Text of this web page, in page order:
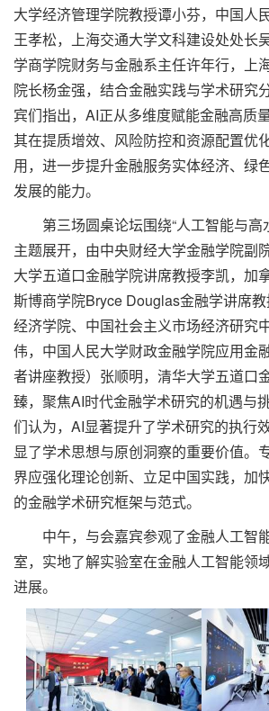
大学经济管理学院教授谭小芬，中国人
王孝松，上海交通大学文科建设处处长
学商学院财务与金融系主任许年行，上
院长杨金强，结合金融实践与学术研究
宾们指出，AI正从多维度赋能金融高质
其在提质增效、风险防控和资源配置优
用，进一步提升金融服务实体经济、绿
发展的能力。
第三场圆桌论坛围绕“人工智能与高
主题展开，由中央财经大学金融学院副
大学五道口金融学院讲席教授李凯，加
斯博商学院Bryce Douglas金融学讲席
经济学院、中国社会主义市场经济研究
伟，中国人民大学财政金融学院应用金
者讲座教授）张顺明，清华大学五道口
臻，聚焦AI时代金融学术研究的机遇与
们认为，AI显著提升了学术研究的执行
显了学术思想与原创洞察的重要价值。
界应强化理论创新、立足中国实践，加
的金融学术研究框架与范式。
中午，与会嘉宾参观了金融人工智
室，实地了解实验室在金融人工智能领
进展。